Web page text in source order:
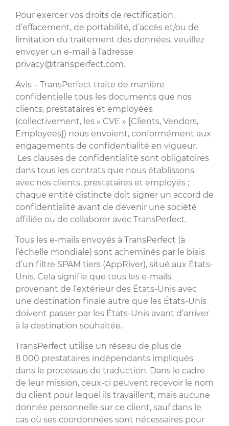
Pour exercer vos droits de rectification,
d’effacement, de portabilité, d’accès et/ou de
limitation du traitement des données, veuillez
envoyer un e-mail à l’adresse
privacy@transperfect.com.
Avis – TransPerfect traite de manière
confidentielle tous les documents que nos
clients, prestataires et employées
(collectivement, les « CVE » [Clients, Vendors,
Employees]) nous envoient, conformément aux
engagements de confidentialité en vigueur.
Les clauses de confidentialité sont obligatoires
dans tous les contrats que nous établissons
avec nos clients, prestataires et employés ;
chaque entité distincte doit signer un accord de
confidentialité avant de devenir une société
affiliée ou de collaborer avec TransPerfect.
Tous les e-mails envoyés à TransPerfect (à
l’échelle mondiale) sont acheminés par le biais
d’un filtre SPAM tiers (AppRiver), situé aux États-
Unis. Cela signifie que tous les e-mails
provenant de l’extérieur des États-Unis avec
une destination finale autre que les États-Unis
doivent passer par les États-Unis avant d’arriver
à la destination souhaitée.
TransPerfect utilise un réseau de plus de
8 000 prestataires indépendants impliqués
dans le processus de traduction. Dans le cadre
de leur mission, ceux-ci peuvent recevoir le nom
du client pour lequel ils travaillent, mais aucune
donnée personnelle sur ce client, sauf dans le
cas où ses coordonnées sont nécessaires pour